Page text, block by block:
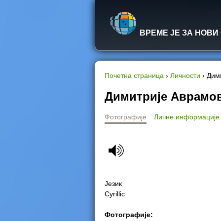
ВРЕМЕ ЈЕ ЗА НОВИ
Y
o
a
e
h
Почетна страница › Личности ›
Димитрије
Фотографије Личне информације
Језик
Cyrillic
Фотографије: